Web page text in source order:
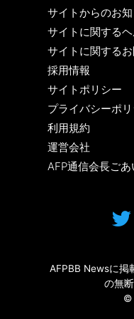
サイトからのお
サイトに関する
サイトに関する
採用情報
サイトポリシー
プライバシーポ
利用規約
運営会社
AFP通信会長ごあ
AFPBB Newsに掲
の無
©